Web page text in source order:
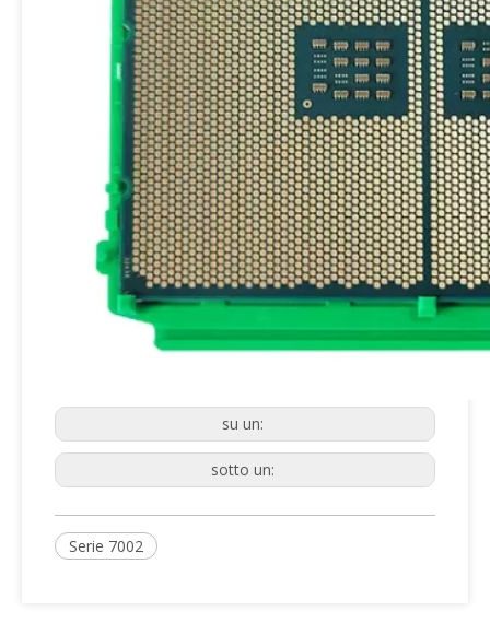
su un:
sotto un:
Serie 7002